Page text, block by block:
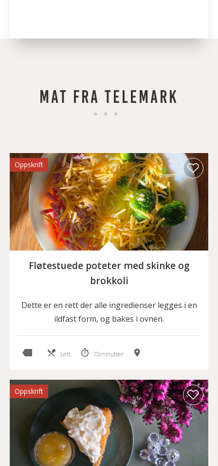
MAT FRA TELEMARK
Oppskrift
Fløtestuede poteter med skinke og
brokkoli
Dette er en rett der alle ingredienser legges i en
ildfast form, og bakes i ovnen.
Lett 70minutter
Oppskrift